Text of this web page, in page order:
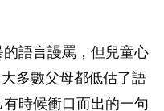
語言謾罵，但兒童心
多數父母都低估了語
時候衝口而出的一句